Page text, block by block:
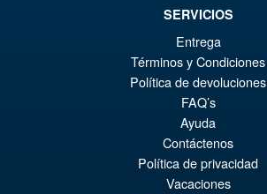
SERVICIOS
Entrega
Términos y Condiciones
Política de devoluciones
FAQ’s
Ayuda
Contáctenos
Política de privacidad
Vacaciones